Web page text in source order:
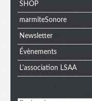
SHOP
marmiteSonore
Newsletter
Évènements
L'association LSAA